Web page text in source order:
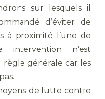
sur lesquels il
d’éviter de
à proximité l’une de
intervention n’est
règle générale car les
de lutte contre